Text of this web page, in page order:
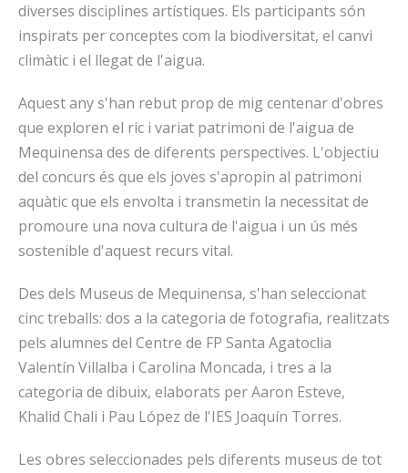
diverses disciplines artístiques. Els participants són
inspirats per conceptes com la biodiversitat, el canvi
climàtic i el llegat de l'aigua.
Aquest any s'han rebut prop de mig centenar d'obres
que exploren el ric i variat patrimoni de l'aigua de
Mequinensa des de diferents perspectives. L'objectiu
del concurs és que els joves s'apropin al patrimoni
aquàtic que els envolta i transmetin la necessitat de
promoure una nova cultura de l'aigua i un ús més
sostenible d'aquest recurs vital.
Des dels Museus de Mequinensa, s'han seleccionat
cinc treballs: dos a la categoria de fotografia, realitzats
pels alumnes del Centre de FP Santa Agatoclia
Valentín Villalba i Carolina Moncada, i tres a la
categoria de dibuix, elaborats per Aaron Esteve,
Khalid Chali i Pau López de l'IES Joaquín Torres.
Les obres seleccionades pels diferents museus de tot